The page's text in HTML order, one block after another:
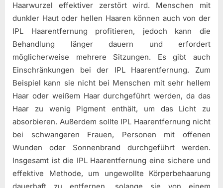
Haarwurzel effektiver zerstört wird. Menschen mit
dunkler Haut oder hellen Haaren können auch von der
IPL Haarentfernung profitieren, jedoch kann die
Behandlung länger dauern und erfordert
möglicherweise mehrere Sitzungen. Es gibt auch
Einschränkungen bei der IPL Haarentfernung. Zum
Beispiel kann sie nicht bei Menschen mit sehr hellem
Haar oder weißem Haar durchgeführt werden, da das
Haar zu wenig Pigment enthält, um das Licht zu
absorbieren. Außerdem sollte IPL Haarentfernung nicht
bei schwangeren Frauen, Personen mit offenen
Wunden oder Sonnenbrand durchgeführt werden.
Insgesamt ist die IPL Haarentfernung eine sichere und
effektive Methode, um ungewollte Körperbehaarung